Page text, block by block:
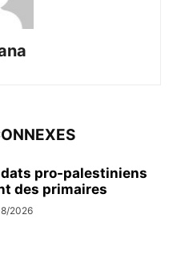
pro-palestiniens
des primaires
2026